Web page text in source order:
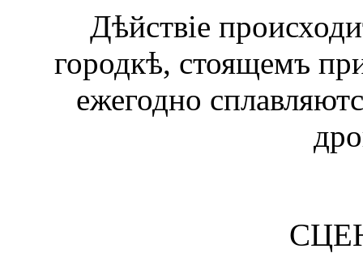
Дѣйствіе
городкѣ, стоящемъ
ежегодно